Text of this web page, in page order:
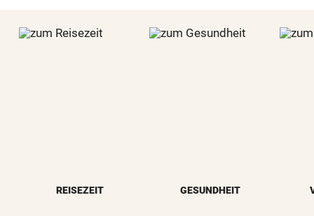
REISEZEIT GESUNDHEIT